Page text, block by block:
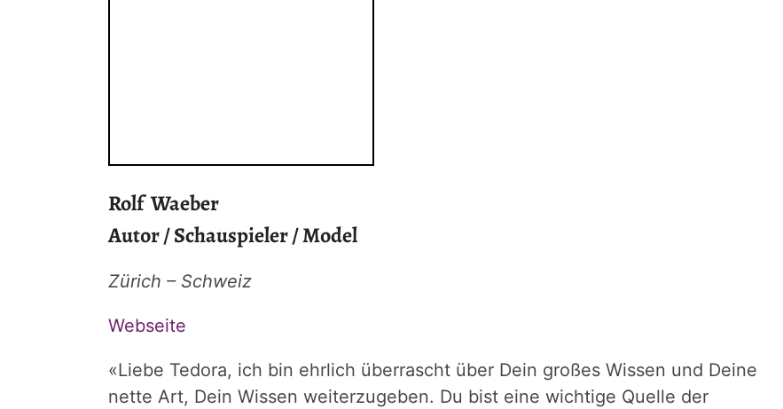
Rolf Waeber
Autor / Schauspieler / Model
Zürich – Schweiz
Webseite
«Liebe Tedora, ich bin ehrlich überrascht über Dein großes Wissen und Deine
nette Art, Dein Wissen weiterzugeben. Du bist eine wichtige Quelle der